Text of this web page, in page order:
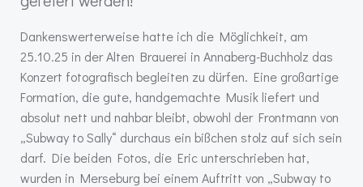
Dankenswerterweise hatte ich die Möglichkeit, am
25.10.25 in der Alten Brauerei in Annaberg-Buchholz das
Konzert fotografisch begleiten zu dürfen. Eine großartige
Formation, die gute, handgemachte Musik liefert und
absolut nett und nahbar bleibt, obwohl der Frontmann von
„Subway to Sally“ durchaus ein bißchen stolz auf sich sein
darf. Die beiden Fotos, die Eric unterschrieben hat,
wurden in Merseburg bei einem Auftritt von „Subway to